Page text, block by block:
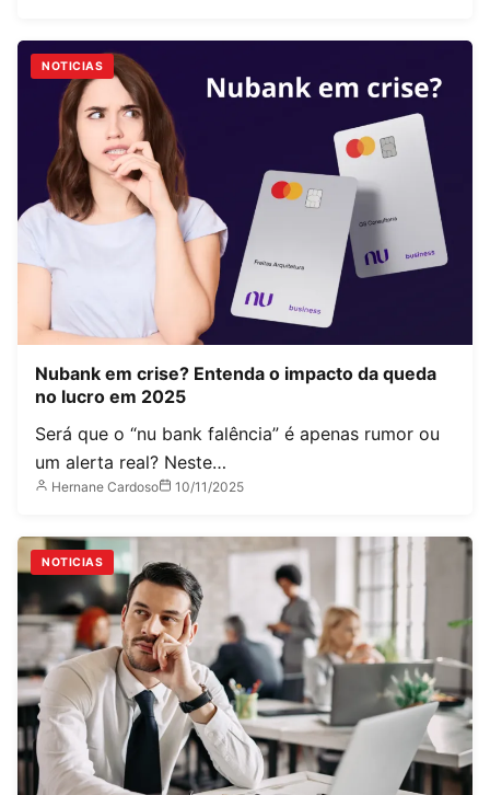
NOTICIAS
Nubank em crise? Entenda o impacto da queda
no lucro em 2025
Será que o “nu bank falência” é apenas rumor ou
um alerta real? Neste…
Hernane Cardoso 10/11/2025
NOTICIAS